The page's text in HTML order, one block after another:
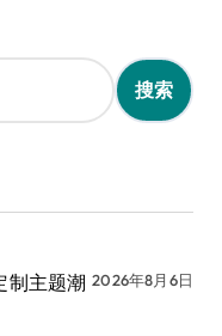
制主题潮 2026年8月6日